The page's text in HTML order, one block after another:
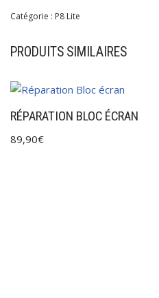
Catégorie : P8 Lite
PRODUITS SIMILAIRES
RÉPARATION BLOC ÉCRAN
89,90€